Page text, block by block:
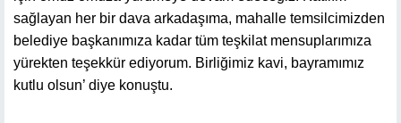
sağlayan her bir dava arkadaşıma, mahalle temsilcimizden
belediye başkanımıza kadar tüm teşkilat mensuplarımıza
yürekten teşekkür ediyorum. Birliğimiz kavi, bayramımız
kutlu olsun’ diye konuştu.